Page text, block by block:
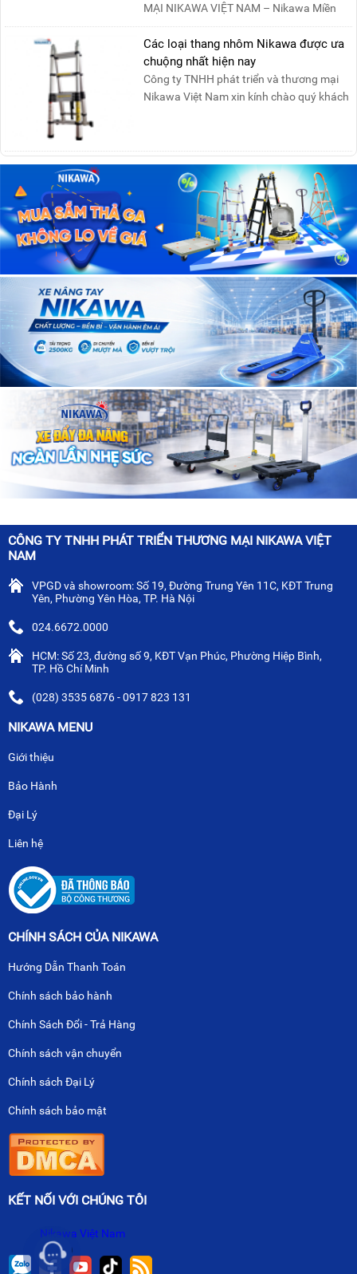
MẠI NIKAWA VIỆT NAM – Nikawa Miền
Bắc: Số 19, Đường Trung ....
Các loại thang nhôm Nikawa được ưa
chuộng nhất hiện nay
Công ty TNHH phát triển và thương mại
Nikawa Việt Nam xin kính chào quý khách
CÔNG TY TNHH PHÁT TRIỂN THƯƠNG MẠI NIKAWA VIỆT
NAM
VPGD và showroom: Số 19, Đường Trung Yên 11C, KĐT Trung
Yên, Phường Yên Hòa, TP. Hà Nội
024.6672.0000
HCM: Số 23, đường số 9, KĐT Vạn Phúc, Phường Hiệp Bình,
TP. Hồ Chí Minh
(028) 3535 6876 - 0917 823 131
NIKAWA MENU
Giới thiệu
Bảo Hành
Đại Lý
Liên hệ
CHÍNH SÁCH CỦA NIKAWA
Hướng Dẫn Thanh Toán
Chính sách bảo hành
Chính Sách Đổi - Trả Hàng
Chính sách vận chuyển
Chính sách Đại Lý
Chính sách bảo mật
KẾT NỐI VỚI CHÚNG TÔI
Nikawa Việt Nam